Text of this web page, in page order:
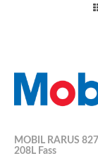
MOBIL RARUS
208L Fass